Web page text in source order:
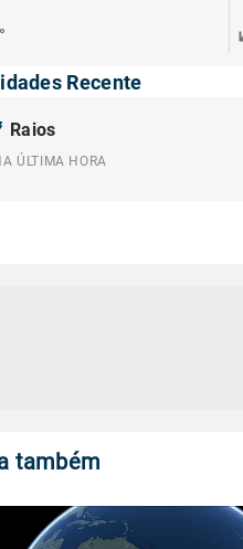
Recente
Raios
ÚLTIMA HORA
também